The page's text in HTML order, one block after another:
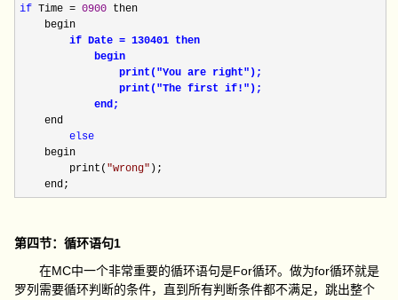
if Time = 0900 then
    begin
if Date = 130401 then
            begin
                print("You are right");
                print("The first if!"
);
            end;
    end
else
    begin
        print(
"wrong" );
    end;
第四节：循环语句1
在MC中一个非常重要的循环语句是For循环。做为for循环就是
罗列需要循环判断的条件，直到所有判断条件都不满足，跳出整个